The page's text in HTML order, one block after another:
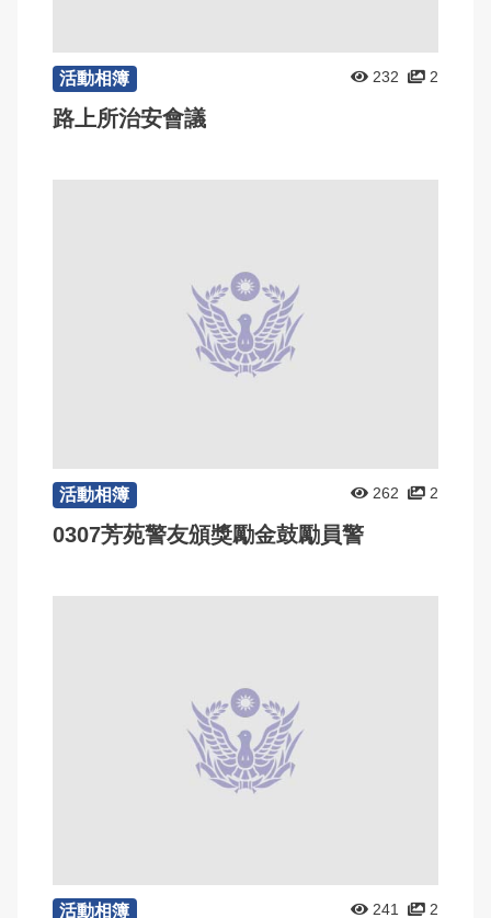
活動相簿 232 2
路上所治安會議
活動相簿 262 2
0307芳苑警友頒獎勵金鼓勵員警
活動相簿 241 2